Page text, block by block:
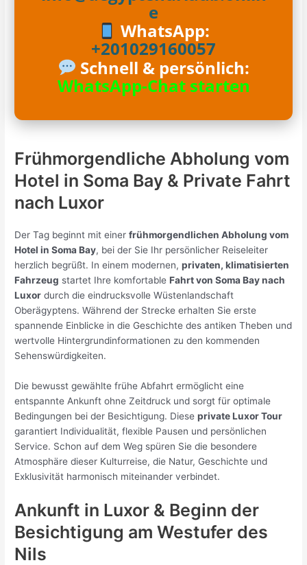
e
WhatsApp:
+201029160057
Schnell & persönlich:
WhatsApp-Chat starten
Frühmorgendliche Abholung vom
Hotel in Soma Bay & Private Fahrt
nach Luxor
Der Tag beginnt mit einerfrühmorgendlichen Abholung vom
Hotel in Soma Bay, bei der Sie Ihr persönlicher Reiseleiter
herzlich begrüßt. In einem modernen,privaten, klimatisierten
Fahrzeug startet Ihre komfortableFahrt von Soma Bay nach
Luxor durch die eindrucksvolle Wüstenlandschaft
Oberägyptens. Während der Strecke erhalten Sie erste
spannende Einblicke in die Geschichte des antiken Theben und
wertvolle Hintergrundinformationen zu den kommenden
Sehenswürdigkeiten.
Die bewusst gewählte frühe Abfahrt ermöglicht eine
entspannte Ankunft ohne Zeitdruck und sorgt für optimale
Bedingungen bei der Besichtigung. Dieseprivate Luxor Tour
garantiert Individualität, flexible Pausen und persönlichen
Service. Schon auf dem Weg spüren Sie die besondere
Atmosphäre dieser Kulturreise, die Natur, Geschichte und
Exklusivität harmonisch miteinander verbindet.
Ankunft in Luxor & Beginn der
Besichtigung am Westufer des
Nils